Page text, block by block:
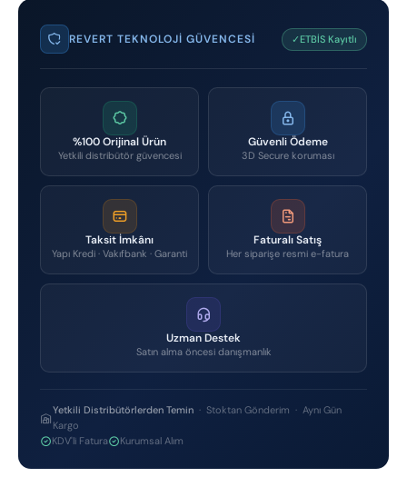
REVERT TEKNOLOJI GÜVENCESI ✓ETBİS Kayıtlı
%100 Orijinal Ürün
Yetkili distribütör güvencesi
Güvenli Ödeme
3D Secure koruması
Taksit İmkânı
Yapı Kredi · Vakıfbank · Garanti
Faturalı Satış
Her siparişe resmi e-fatura
Uzman Destek
Satın alma öncesi danışmanlık
Yetkili Distribütörlerden Temin · Stoktan Gönderim · Aynı Gün
Kargo
KDV'li Fatura
Kurumsal Alım